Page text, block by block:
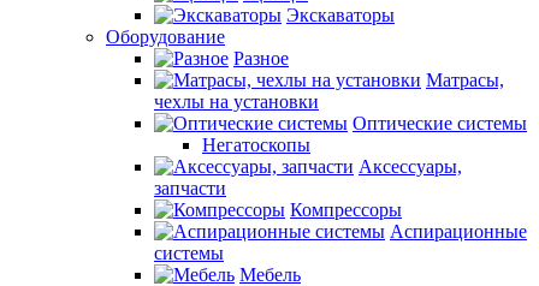
Экскаваторы
Оборудование
Разное
Матрасы,
чехлы на установки
Оптические системы
Негатоскопы
Аксессуары,
запчасти
Компрессоры
Аспирационные
системы
Мебель